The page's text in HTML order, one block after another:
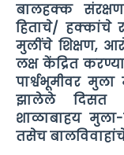
बालहक्क
हिताचे/ हक्कांचे
मुलींचे शिक्षण,
लक्ष केंद्रित
पार्श्वभूमीवर
झालेले दिसत
शाळाबाहय
तसेच